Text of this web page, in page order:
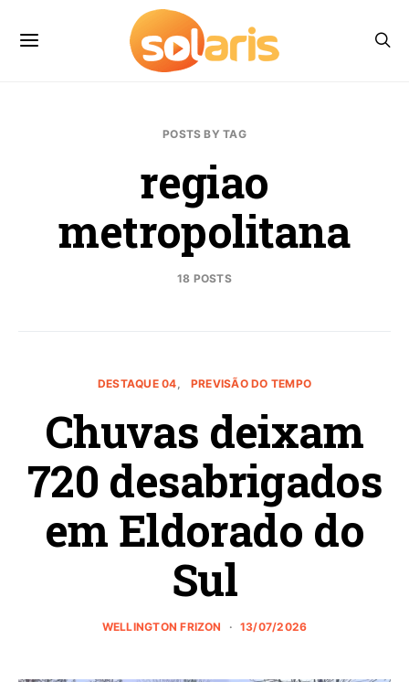
POSTS BY TAG
regiao
metropolitana
18 POSTS
DESTAQUE 04 PREVISÃO DO TEMPO
Chuvas deixam
720 desabrigados
em Eldorado do
Sul
WELLINGTON FRIZON 13/07/2026